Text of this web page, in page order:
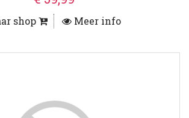
shop Meer info